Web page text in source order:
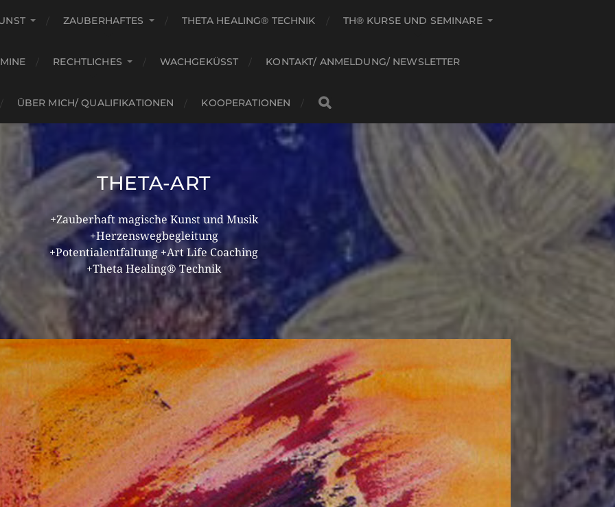
ZAUBERHAFTES THETA HEALING® TECHNIK TH® KURSE UND SEMINARE
RECHTLICHES WACHGEKÜSST KONTAKT/ ANMELDUNG/ NEWSLETTER
ÜBER MICH/ QUALIFIKATIONEN KOOPERATIONEN
THETA-ART
+Zauberhaft magische Kunst und Musik
+Herzenswegbegleitung
+Potentialentfaltung +Art Life Coaching
+Theta Healing® Technik